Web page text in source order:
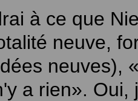
à ce que
neuve,
neuves),
a rien».